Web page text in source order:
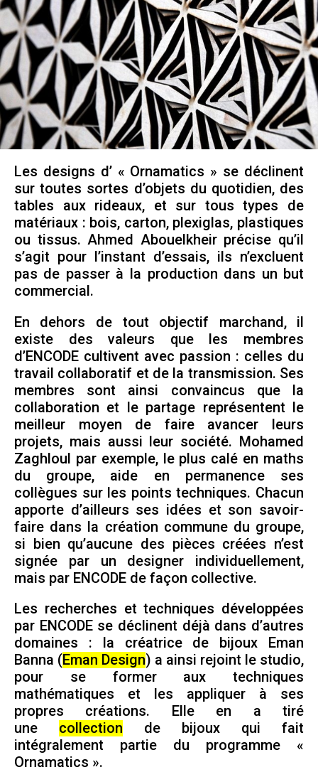
Les designs d’ « Ornamatics » se déclinent
sur toutes sortes d’objets du quotidien, des
tables aux rideaux, et sur tous types de
matériaux : bois, carton, plexiglas, plastiques
ou tissus. Ahmed Abouelkheir précise qu’il
s’agit pour l’instant d’essais, ils n’excluent
pas de passer à la production dans un but
commercial.
En dehors de tout objectif marchand, il
existe des valeurs que les membres
d’ENCODE cultivent avec passion : celles du
travail collaboratif et de la transmission. Ses
membres sont ainsi convaincus que la
collaboration et le partage représentent le
meilleur moyen de faire avancer leurs
projets, mais aussi leur société. Mohamed
Zaghloul par exemple, le plus calé en maths
du groupe, aide en permanence ses
collègues sur les points techniques. Chacun
apporte d’ailleurs ses idées et son savoir-
faire dans la création commune du groupe,
si bien qu’aucune des pièces créées n’est
signée par un designer individuellement,
mais par ENCODE de façon collective.
Les recherches et techniques développées
par ENCODE se déclinent déjà dans d’autres
domaines : la créatrice de bijoux Eman
Banna (Eman Design) a ainsi rejoint le studio,
pour se former aux techniques
mathématiques et les appliquer à ses
propres créations. Elle en a tiré
une collection de bijoux qui fait
intégralement partie du programme «
Ornamatics ».